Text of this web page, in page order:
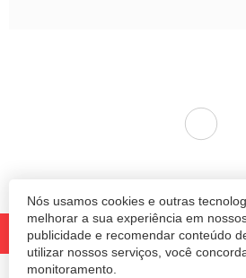
Nós usamos cookies e outras
melhorar a sua experiência em
publicidade e recomendar conteúdo
utilizar nossos serviços, você
monitoramento.